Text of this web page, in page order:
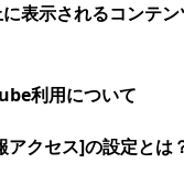
表示されるコンテ
利用について
アクセス]の設定とは